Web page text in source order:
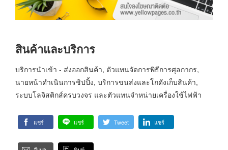
สินค้าและบริการ
บริการนำเข้า - ส่งออกสินค้า, ตัวแทนจัดการพิธีการศุลกากร,
นายหน้าดำเนินการชิปปิ้ง, บริการขนส่งและโกดังเก็บสินค้า,
ระบบโลจิสติกส์ครบวงจร และตัวแทนจำหน่ายเครื่องใช้ไฟฟ้า
แชร์ แชร์ Tweet แชร์